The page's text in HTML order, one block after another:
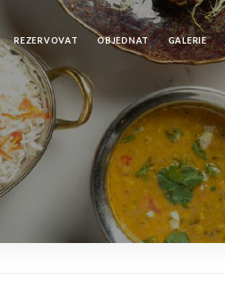
REZERVOVAT OBJEDNAT GALERIE